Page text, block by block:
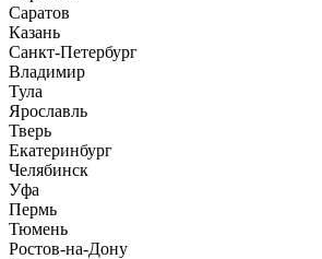
Саратов
Казань
Санкт-Петербург
Владимир
Тула
Ярославль
Тверь
Екатеринбург
Челябинск
Уфа
Пермь
Тюмень
Ростов-на-Дону